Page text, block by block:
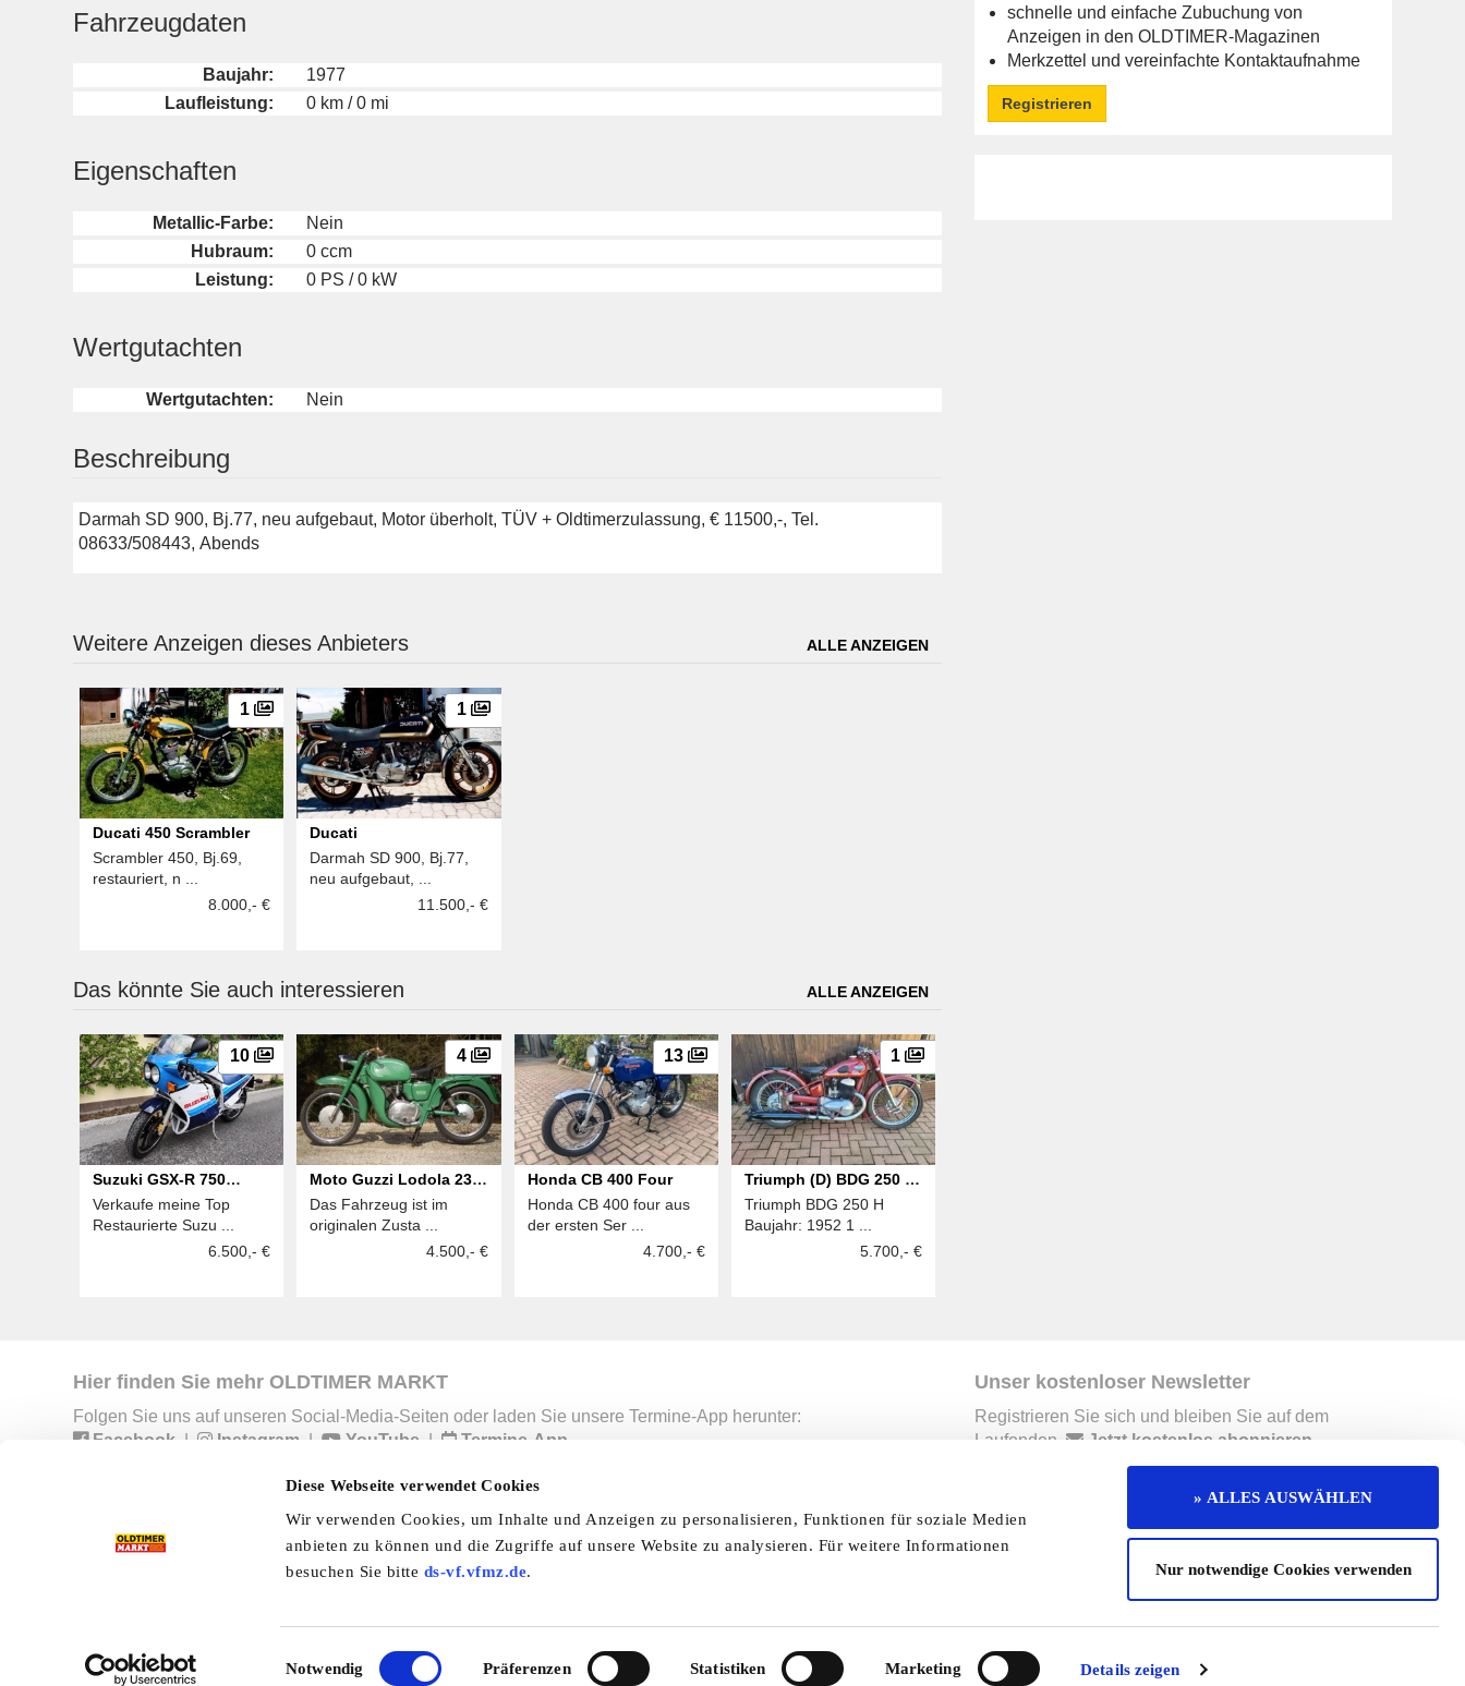
Diese Webseite verwendet Cookies
Wir verwenden Cookies, um Inhalte und Anzeigen zu personalisieren, Funktionen für soziale Medien
anbieten zu können und die Zugriffe auf unsere Website zu analysieren. Für weitere Informationen
besuchen Sie bitte ds-vf.vfmz.de.
Einwilligungsauswahl
Notwendig Präferenzen Statistiken Marketing Details zeigen
» ALLES AUSWÄHLEN
Nur notwendige Cookies verwenden
Fahrzeugdaten
Baujahr:
1977
Laufleistung:
0 km / 0 mi
Eigenschaften
Metallic-Farbe:
Nein
Hubraum:
0 ccm
Leistung:
0 PS / 0 kW
Wertgutachten
Wertgutachten: Nein
Beschreibung
Darmah SD 900, Bj.77, neu aufgebaut, Motor überholt, TÜV + Oldtimerzulassung, € 11500,-, Tel.
08633/508443, Abends
Weitere Anzeigen dieses Anbieters ALLE ANZEIGEN
1
Ducati 450 Scrambler
Scrambler 450, Bj.69,
restauriert, n ...
8.000,- €
1
Ducati
Darmah SD 900, Bj.77,
neu aufgebaut, ...
11.500,- €
Das könnte Sie auch interessieren ALLE ANZEIGEN
10
Suzuki GSX-R 750
GR75A
Verkaufe meine Top
Restaurierte Suzu ...
6.500,- €
4
Moto Guzzi Lodola 235
Forestale
Das Fahrzeug ist im
originalen Zusta ...
4.500,- €
13
Honda CB 400 Four
Honda CB 400 four aus
der ersten Ser ...
4.700,- €
1
Triumph (D) BDG 250 H,
beiwagengeeignet
Triumph BDG 250 H
Baujahr: 1952 1 ...
5.700,- €
schnelle und einfache Zubuchung von
Anzeigen in den OLDTIMER-Magazinen
Merkzettel und vereinfachte Kontaktaufnahme
Registrieren
Hier finden Sie mehr OLDTIMER MARKT
Folgen Sie uns auf unseren Social-Media-Seiten oder laden Sie unsere Termine-App herunter:
Facebook | Instagram | YouTube | Termine-App
Unser kostenloser Newsletter
Registrieren Sie sich und bleiben Sie auf dem
Laufenden.
Jetzt kostenlos abonnieren
Preisliste AGB Datenschutzerklärung Kontakt Mediadaten Jobs
Branchenbuch Shop Abo Redaktionelle Seite Cookies
© 2026 by oldtimer-markt.de. Alle Rechte vorbehalten
VF Verlagsgesellschaft mbH